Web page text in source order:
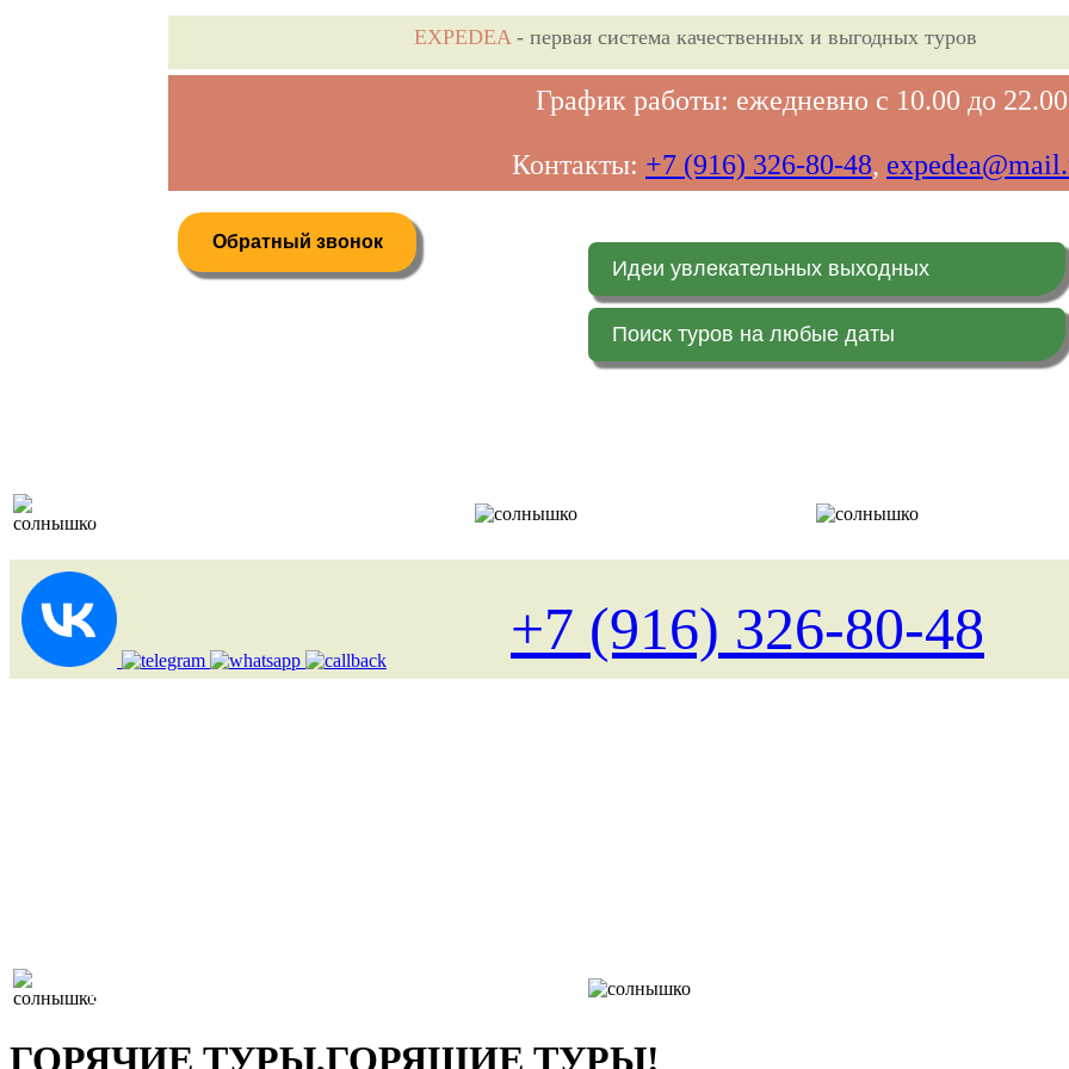
EXPEDEA- первая система качественных и выгодных туров
График работы: ежедневно с 10.00 до 22.00
Контакты: +7 (916) 326-80-48,
Обратный звонок
Идеи увлекательных выходных
Поиск туров на любые даты
+7 (916) 326-80-48
Лоукост (выгодные) туры
ГОРЯЧИЕ ТУРЫ,ГОРЯЩИЕ ТУРЫ!